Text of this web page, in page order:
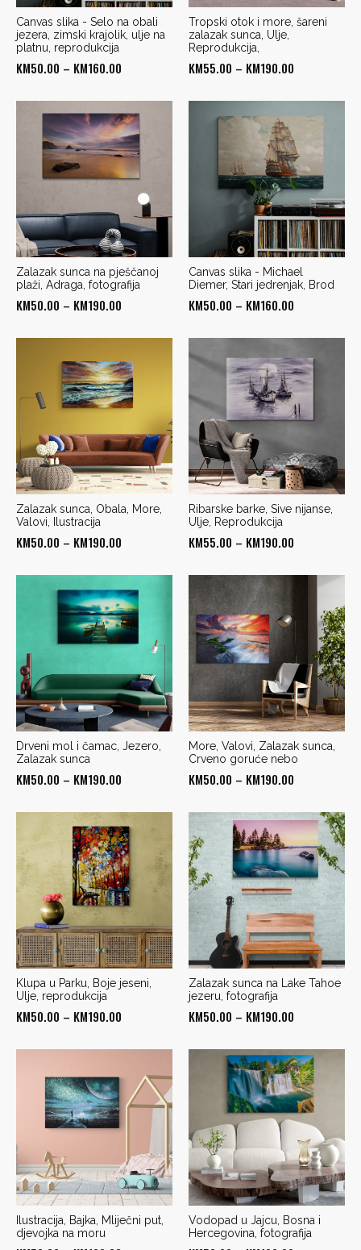
Canvas slika - Selo na obali
jezera, zimski krajolik, ulje na
platnu, reprodukcija
KM50.00 – KM160.00
through
KM160.00
Tropski otok i more, šareni
zalazak sunca, Ulje,
Reprodukcija,
KM55.00 – KM190.00
through
KM190.00
Zalazak sunca na pješčanoj
plaži, Adraga, fotografija
KM50.00 – KM190.00
through
KM190.00
Canvas slika - Michael
Diemer, Stari jedrenjak, Brod
KM50.00 – KM160.00
through
KM160.00
Zalazak sunca, Obala, More,
Valovi, Ilustracija
KM50.00 – KM190.00
through
KM190.00
Ribarske barke, Sive nijanse,
Ulje, Reprodukcija
KM55.00 – KM190.00
KM55.00
KM190.00
Drveni mol i čamac, Jezero,
Zalazak sunca
KM50.00 – KM190.00
KM50.00
through
KM190.00
More, Valovi, Zalazak sunca,
Crveno goruće nebo
KM50.00 – KM190.00
KM50.00
through
KM190.00
Klupa u Parku, Boje jeseni,
Ulje, reprodukcija
KM50.00 – KM190.00
through
KM190.00
Zalazak sunca na Lake Tahoe
jezeru, fotografija
KM50.00 – KM190.00
KM50.00
through
KM190.00
Ilustracija, Bajka, Mliječni put,
djevojka na moru
Vodopad u Jajcu, Bosna i
Hercegovina, fotografija